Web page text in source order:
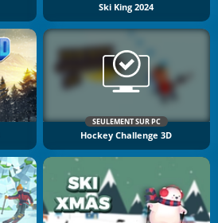
Ski King 2024
SEULEMENT SUR PC
Hockey Challenge 3D